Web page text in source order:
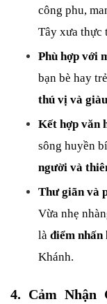
công phu,
Tây xưa thực
Phù hợp với
bạn bè hay
thú vị và
Kết hợp văn
sông huyền
người và
Thư giãn và
Vừa nhẹ
là điểm nhấn
Khánh.
4. Cảm Nhận